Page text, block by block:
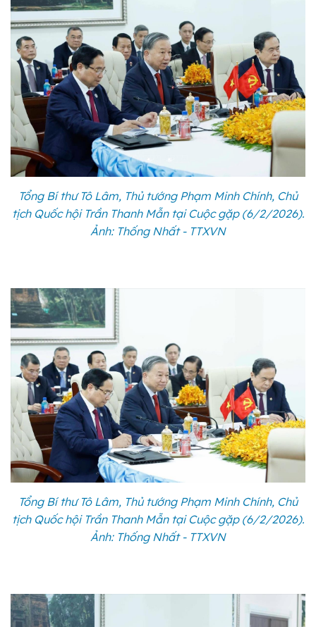
Tổng Bí thư Tô Lâm, Thủ tướng Phạm Minh Chính, Chủ
tịch Quốc hội Trần Thanh Mẫn tại Cuộc gặp (6/2/2026).
Ảnh: Thống Nhất - TTXVN
Tổng Bí thư Tô Lâm, Thủ tướng Phạm Minh Chính, Chủ
tịch Quốc hội Trần Thanh Mẫn tại Cuộc gặp (6/2/2026).
Ảnh: Thống Nhất - TTXVN